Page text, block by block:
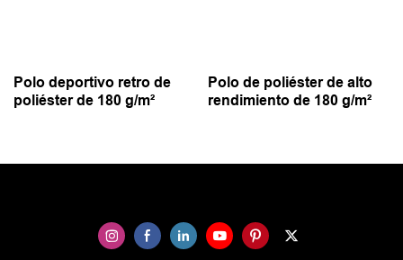
Polo deportivo retro de
poliéster de 180 g/m²
Polo de poliéster de alto
rendimiento de 180 g/m²